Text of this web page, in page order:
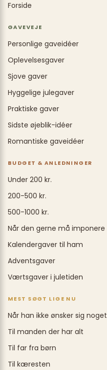
Forside
GAVEVEJE
Personlige gaveidéer
Oplevelsesgaver
Sjove gaver
Hyggelige julegaver
Praktiske gaver
Sidste øjeblik-idéer
Romantiske gaveidéer
BUDGET & ANLEDNINGER
Under 200 kr.
200-500 kr.
500-1000 kr.
Når den gerne må imponere
Kalendergaver til ham
Adventsgaver
Værtsgaver i juletiden
MEST SØGT LIGE NU
Når han ikke ønsker sig noget
Til manden der har alt
Til far fra børn
Til kæresten